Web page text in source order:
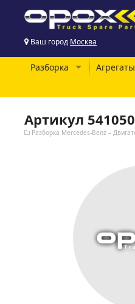
Ваш город Москва
Разборка Агрегаты
Артикул
Разборка Mercedes-Benz –